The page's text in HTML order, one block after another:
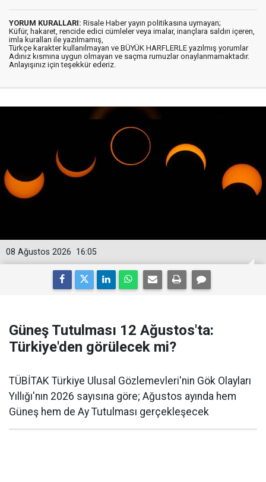
YORUM KURALLARI: Risale Haber yayın politikasına uymayan;
Küfür, hakaret, rencide edici cümleler veya imalar, inançlara saldırı içeren,
imla kuralları ile yazılmamış,
Türkçe karakter kullanılmayan ve BÜYÜK HARFLERLE yazılmış yorumlar
Adınız kısmına uygun olmayan ve saçma rumuzlar onaylanmamaktadır.
Anlayışınız için teşekkür ederiz.
16:05
08 Ağustos 2026
Güneş Tutulması 12 Ağustos'ta:
Türkiye'den görülecek mi?
TÜBİTAK Türkiye Ulusal Gözlemevleri'nin Gök Olayları
Yıllığı'nın 2026 sayısına göre; Ağustos ayında hem
Güneş hem de Ay Tutulması gerçekleşecek